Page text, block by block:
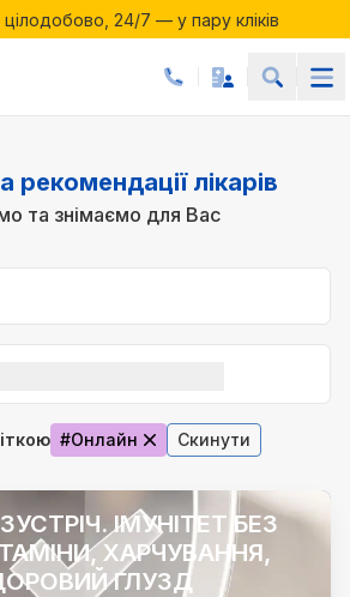
24/7 — у пару кліків
цілодобово, 24/7 — у пару кліків
рекомендації лікарів
та знімаємо для Вас
#Онлайн Скинути
ІМУНІТЕТ БЕЗ
ХАРЧУВАННЯ,
ГЛУЗД